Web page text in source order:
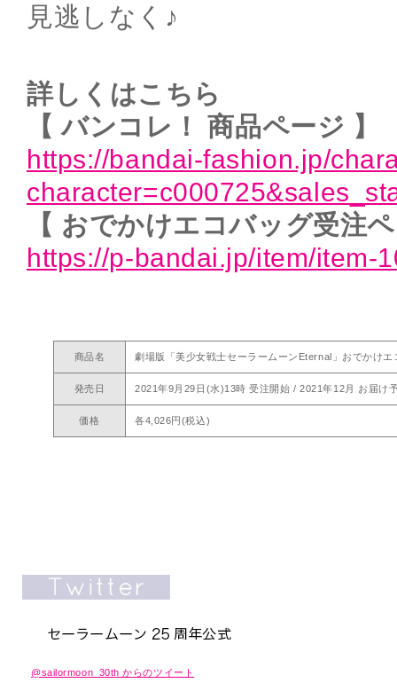
見逃しなく♪
詳しくはこちら
【 バンコレ！ 商品ページ 】
https://bandai-fashion.jp/
【 おでかけエコバッグ受注
https://p-bandai.jp/item/item-
商品名 劇場版「美少女戦士セーラームーンEternal」おでかけエ
発売日 2021年9月29日(水)13時 受注開始 / 2021年12月 お届け
価格 各4,026円(税込)
@sailormoon_30th からのツイート